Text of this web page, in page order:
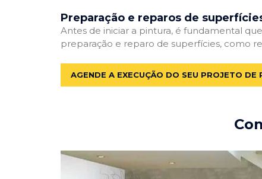
Preparação e reparos de
Antes de iniciar a pintura, é fundamental
preparação e reparo de superfícies, como
AGENDE A EXECUÇÃO DO SEU PROJETO DE